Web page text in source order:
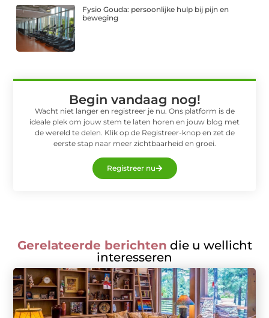
Fysio Gouda: persoonlijke hulp bij pijn en
beweging
Begin vandaag nog!
Wacht niet langer en registreer je nu. Ons platform is de
ideale plek om jouw stem te laten horen en jouw blog met
de wereld te delen. Klik op de Registreer-knop en zet de
eerste stap naar meer zichtbaarheid en groei.
Registreer nu
Gerelateerde berichten die u wellicht
interesseren